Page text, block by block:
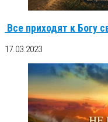
Все приходят к Богу
17.03.2023